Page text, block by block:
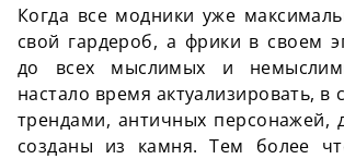
Когда все модники уже
свой гардероб, а фрики в своем
до всех мыслимых и
настало время актуализировать, в
трендами, античных персонажей,
созданы из камня. Тем более